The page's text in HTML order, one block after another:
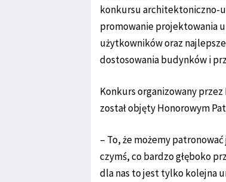
konkursu architektoniczno-
promowanie projektowania
użytkowników oraz
dostosowania budynków i
Konkurs organizowany
został objęty Honorowym
– To, że możemy
czymś, co bardzo głęboko
dla nas to jest tylko kolejna